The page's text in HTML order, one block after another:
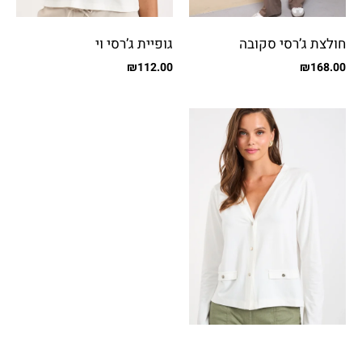
חולצת ג’רסי סקובה
₪168.00
גופיית ג’רסי וי
₪112.00